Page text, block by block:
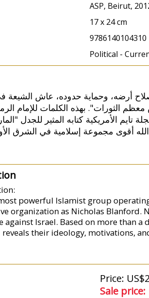
ASP, Beirut,
17 x 24 cm
9786140104310
Political -
أرضه، وحماية حدوده، عاش الشيعة في
معظم الثورات". بهذه الكلمات للإمام
الأمريكية كتابه المثير للجدل
أقوى مجموعة إسلامية في الشرق
powerful Islamist group
organization as Nicholas
Israel. Based on more than
their ideology, motivations,
Price:
Sale price: